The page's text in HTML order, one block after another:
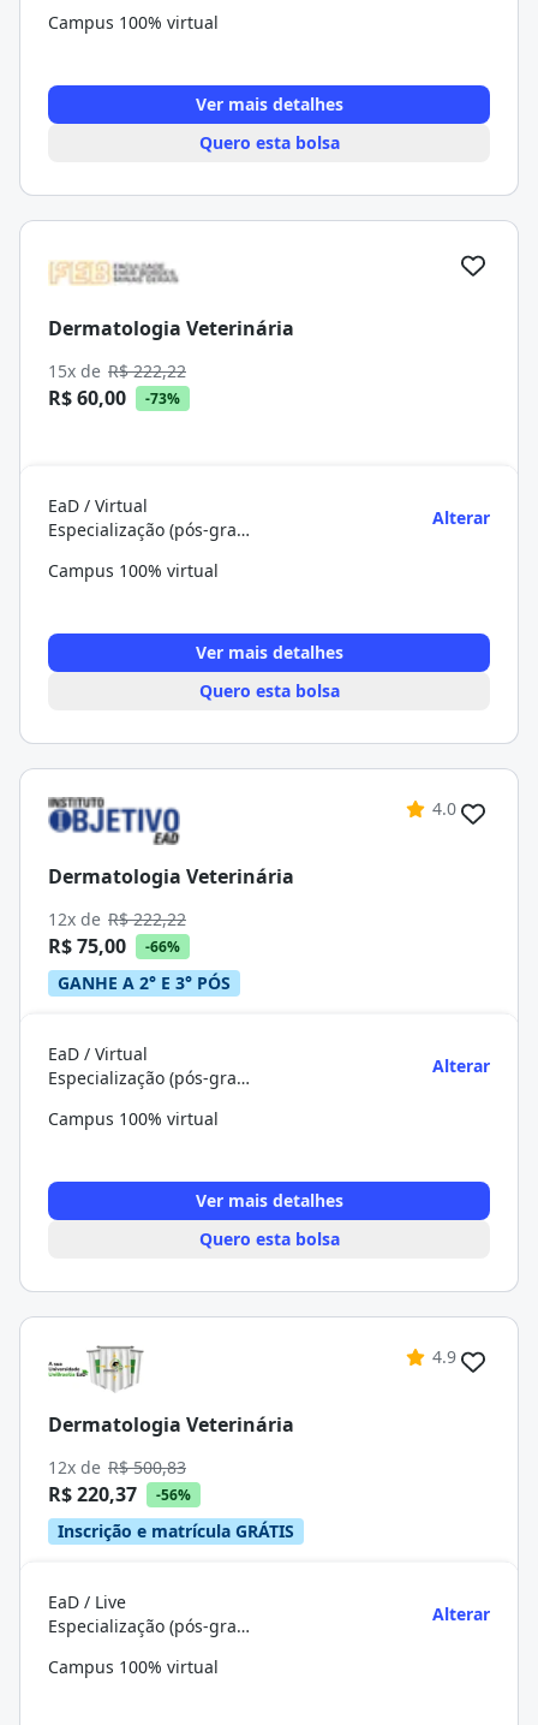
Campus 100% virtual
Ver mais detalhes
Quero esta bolsa
Dermatologia Veterinária
15x de R$ 222,22
R$ 60,00 -73%
EaD / Virtual
Especialização (pós-graduação)
Alterar
Campus 100% virtual
Ver mais detalhes
Quero esta bolsa
4.0
Dermatologia Veterinária
12x de R$ 222,22
R$ 75,00 -66%
GANHE A 2° E 3° PÓS
EaD / Virtual
Especialização (pós-graduação)
Alterar
Campus 100% virtual
Ver mais detalhes
Quero esta bolsa
4.9
Dermatologia Veterinária
12x de R$ 500,83
R$ 220,37 -56%
Inscrição e matrícula GRÁTIS
EaD / Live
Especialização (pós-graduação)
Alterar
Campus 100% virtual